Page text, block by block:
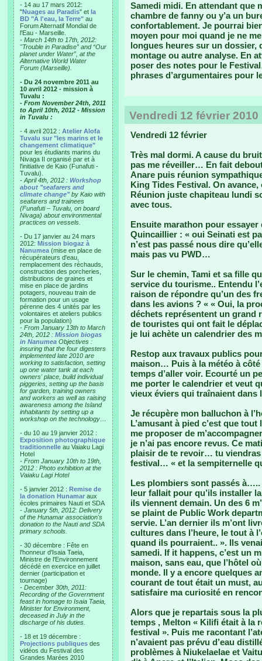
- 14 au 17 mars 2012:
"Nuages au Paradis" et la
BD "A l'eau, la Terre" au
Forum Alternatif Mondial de
l'Eau - Marseille.
- March 14th to 17th, 2012:
"Trouble in Paradise” and “Our
planet under Water”, at the
Alternative World Water
Forum (Marseille).
- Du 24 novembre 2011 au
10 avril 2012 - mission à
Tuvalu :
- From November 24th, 2011
to April 10th, 2012 - Mission
in Tuvalu :
- 4 avril 2012 : Atelier Alofa
Tuvalu sur "les marins et le
changement climatique"
pour les étudiants marins du
Nivaga II organisé par et à
l'initiative de Kaio (Funafuti -
Tuvalu).
- April 4th, 2012 : Workshop
about "seafarers and
climate change"by Kaio with
seafarers and trainees
(Funafuti – Tuvalu, on board
Nivaga) about environmental
practices on vessels.
- Du 17 janvier au 24 mars
2012: Mission biogaz à
Nanumea (mise en place de
récupérateurs d'eau,
remplacement des réchauds,
construction des porcheries,
distributions de graines et
mise en place de jardins
potagers, nouveau train de
formation pour un usage
pérenne des 4 unités par les
volontaires et ateliers publics
pour la population)
- From January 13th to March
24th, 2012 : Mission biogas
in Nanumea Objectives :
insuring that the four digesters
implemented late 2010 are
working to satisfaction, setting
up one water tank at each
owners' place, build individual
piggeries, setting up the basis
for garden, training owners
and workers as well as raising
awareness among the Island
inhabitants by setting up a
workshop on the technology…
- du 10 au 19 janvier 2012 :
Exposition photographique
traditionnelle au Vaiaku Lagi
Hotel
- From January 10th to 19th,
2012 : Photo exhibition at the
Vaiaku Lagi Hotel
- 5 janvier 2012 : Remise de
la donation Hunamar aux
écoles primaires Nauti et SDA
- January 5th, 2012: Delivery
of the Hunamar association's
donation to the Nauti and SDA
primary schools.
- 30 décembre : Fête en
l'honneur d'Isaia Taeia,
Ministre de l'Environnement
décédé en exercice en juillet
dernier (participation et
tournage)
- December 30th, 2011:
Recording of the Government
feast in homage to Isaia Taeia,
Minister for Environment,
deceased in July in the
discharge of his duties.
- 18 et 19 décembre :
Projections publiques des
vidéos du Festival des
Grandes Marées 2010
Samedi midi. En attendant que
chambre de fanny ou y’a un
confortablement. Je pourrai
moyen pour moi quand je ne
longues heures sur un dossier,
montage ou autre analyse. En
poser des notes pour le
phrases d’argumentaires pour
Vendredi 12 février 2010
Vendredi 12 février
Très mal dormi. A cause du
pas me réveiller… En fait
Anare puis réunion
King Tides Festival. On
Réunion juste chapiteau lundi
avec tous.
Ensuite marathon pour essayer
Quincaillier : « oui Seinati est
n’est pas passé nous dire
mais pas vu PWD…
Sur le chemin, Tami et sa fille
service du tourisme.. Entendu
raison de répondre qu’un des
dans les avions ? « « Oui, la
déchets représentent un grand
de touristes qui ont fait le
je lui achète un calendrier des
Restop aux travaux publics
maison… Puis à la météo à
temps d’aller voir. Ecourté un
me porter le calendrier et veut
vieux éviers qui traînaient dans
Je récupère mon balluchon à
L’amusant à pied c’est que
me proposer de
je n’ai pas encore revus. Ce
plaisir de te revoir… tu
festival… « et la sempiternelle
Les plombiers sont passés à…..
leur fallait pour qu’ils installer
ils viennent demain. Un des 6
se plaint de Public Work
servie. L’an dernier ils m’ont
cultures dans l’heure, le tout à
quand ils pourraient.. ». Ils
samedi. If it happens, c’est un
maison, sans eau, que l’hôtel
monde. Il y a encore quelques
courant de tout était un must,
satisfaire ma curiosité en
Alors que je repartais sous la
temps , Melton « Kilifi était à la
festival ». Puis me racontant
n’avaient pas prévu d’eau
problèmes à Niukelaelae et